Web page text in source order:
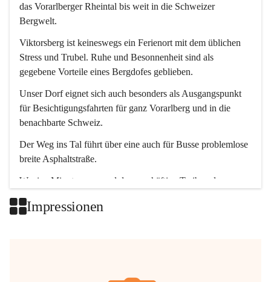
das Vorarlberger Rheintal bis weit in die Schweizer
Bergwelt.
Viktorsberg ist keineswegs ein Ferienort mit dem üblichen
Stress und Trubel. Ruhe und Besonnenheit sind als
gegebene Vorteile eines Bergdofes geblieben.
Unser Dorf eignet sich auch besonders als Ausgangspunkt
für Besichtigungsfahrten für ganz Vorarlberg und in die
benachbarte Schweiz.
Der Weg ins Tal führt über eine auch für Busse problemlose
breite Asphaltstraße.
Wenige Minuten nur, und das geschäftige Treiben der
Impressionen